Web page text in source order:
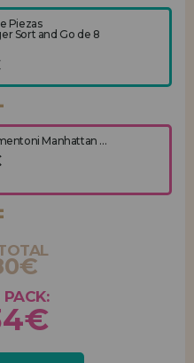
Piezas
Sort and Go de 8
Manhattan ...
PACK: